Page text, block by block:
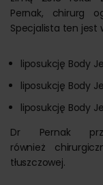
Pernak, chirurg
Specjalista ten jest
liposukcję Body
liposukcję Body
liposukcję Body
Dr Pernak
również
tłuszczowej.